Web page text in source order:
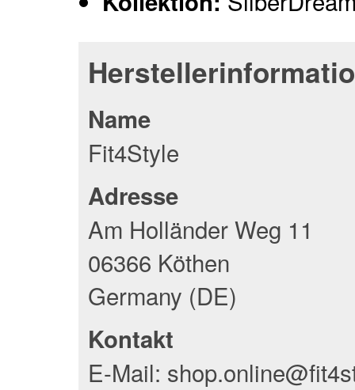
Name
Fit4Style
Adresse
Am Holländer Weg 11
06366 Köthen
Germany (DE)
Kontakt
E-Mail: